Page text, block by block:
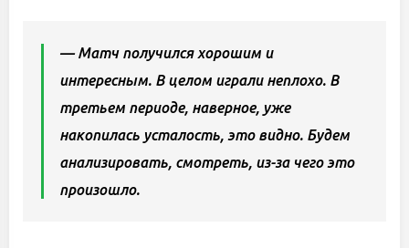
— Матч получился хорошим и
интересным. В целом играли неплохо. В
третьем периоде, наверное, уже
накопилась усталость, это видно. Будем
анализировать, смотреть, из-за чего это
произошло.